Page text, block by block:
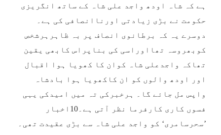
ہے کہ شاہ اودھ واجد علی شاہ کے ساتھ انگریزی
حکومت نے بڑی زیادتی اورناانصافی کی ہے۔
دوسرے یہ کہ برطانوی انصاف پر بہ ظاہرہرشخص
کوبھروسہ تھااوراسی کی بناپراس کابھی یقین
تھاکہ واجدعلی شاہ کوان کا کھویا ہوا اقبال
اور اودھ والوں کو ان کاکھویا ہوا بادشاہ
واپس مل جائے گا۔ ہرخبرکی تہ میں امیدکی یہی
فسوں کاری کارفرما نظر آتی ہے۔10اخبار
’سحرسامری‘ کو واجد علی شاہ سے بڑی عقیدت تھی۔